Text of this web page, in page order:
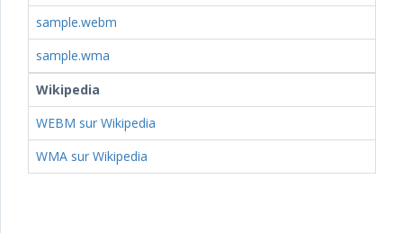
sample.webm
sample.wma
Wikipedia
WEBM sur Wikipedia
WMA sur Wikipedia